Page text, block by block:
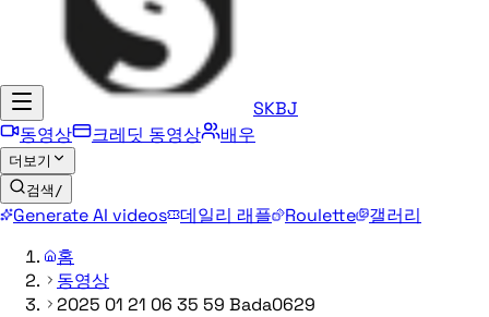
SKBJ
동영상
크레딧 동영상 배우
더보기
검색 /
Generate AI videos 데일리 래플 Roulette
갤러리
홈
동영상
2025 01 21 06 35 59 Bada0629